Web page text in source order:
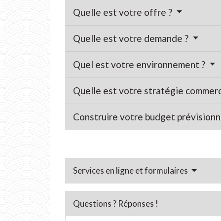
Quelle est votre offre ?
Quelle est votre demande ?
Quel est votre environnement ?
Quelle est votre stratégie
Construire votre budget
Services en ligne et formulaires
Questions ? Réponses !